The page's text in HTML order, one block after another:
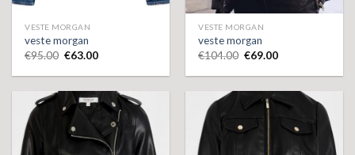
VESTE MORGAN
veste morgan
€95.00 €63.00
VESTE MORGAN
veste morgan
€104.00 €69.00